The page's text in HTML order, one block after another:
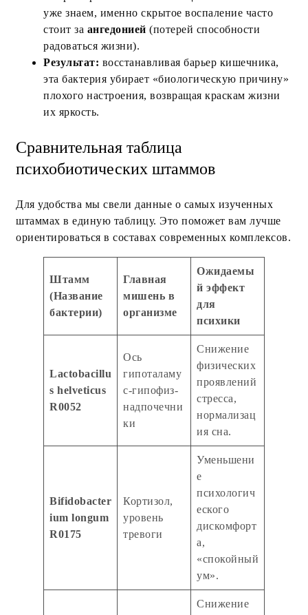
уже знаем, именно скрытое воспаление часто
стоит за ангедонией (потерей способности
радоваться жизни).
Результат: восстанавливая барьер кишечника,
эта бактерия убирает «биологическую причину»
плохого настроения, возвращая краскам жизни
их яркость.
Сравнительная таблица
психобиотических штаммов
Для удобства мы свели данные о самых изученных
штаммах в единую таблицу. Это поможет вам лучше
ориентироваться в составах современных комплексов.
Штамм
(Название
бактерии)
Главная
мишень в
организме
Ожидаемы
й эффект
для
психики
Lactobacillu
s helveticus
R0052
Ось
гипоталаму
с-гипофиз-
надпочечни
ки
Снижение
физических
проявлений
стресса,
нормализац
ия сна.
Bifidobacter
ium longum
R0175
Кортизол,
уровень
тревоги
Уменьшени
е
психологич
еского
дискомфорт
а,
«спокойный
ум».
Снижение